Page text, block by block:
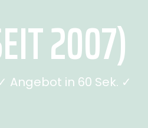
2007)
Angebot in 60 Sek. ✓